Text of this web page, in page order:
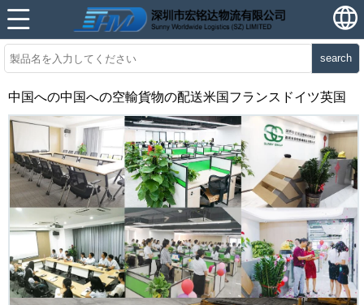
search
中国への中国への空輸貨物の配送米国フランスドイツ英国